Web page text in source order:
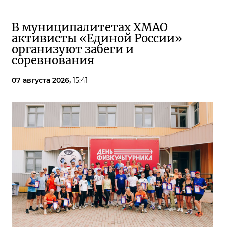
В муниципалитетах ХМАО
активисты «Единой России»
организуют забеги и
соревнования
07 августа 2026, 15:41